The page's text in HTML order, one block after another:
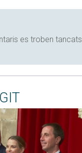
es troben tancats